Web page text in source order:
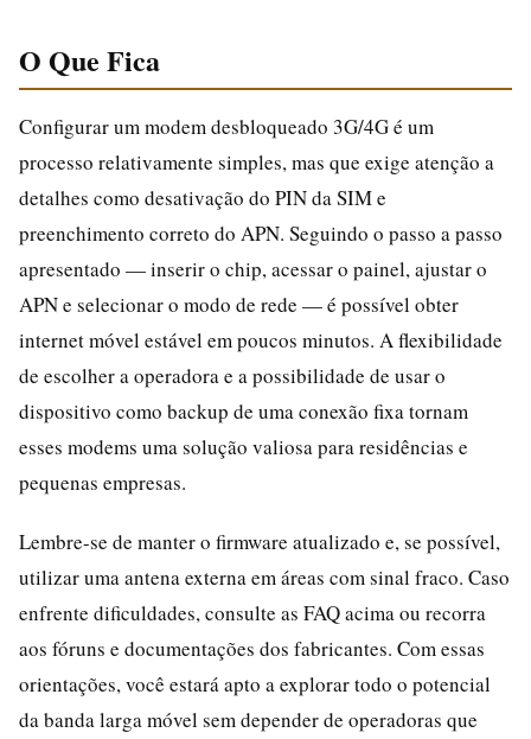
O Que Fica
Configurar um modem desbloqueado 3G/4G é um
processo relativamente simples, mas que exige atenção a
detalhes como desativação do PIN da SIM e
preenchimento correto do APN. Seguindo o passo a passo
apresentado — inserir o chip, acessar o painel, ajustar o
APN e selecionar o modo de rede — é possível obter
internet móvel estável em poucos minutos. A flexibilidade
de escolher a operadora e a possibilidade de usar o
dispositivo como backup de uma conexão fixa tornam
esses modems uma solução valiosa para residências e
pequenas empresas.
Lembre-se de manter o firmware atualizado e, se possível,
utilizar uma antena externa em áreas com sinal fraco. Caso
enfrente dificuldades, consulte as FAQ acima ou recorra
aos fóruns e documentações dos fabricantes. Com essas
orientações, você estará apto a explorar todo o potencial
da banda larga móvel sem depender de operadoras que